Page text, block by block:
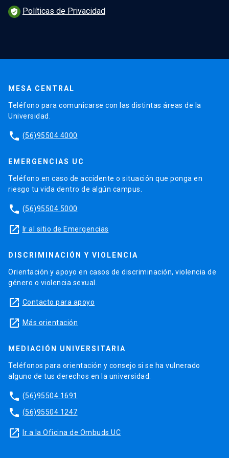
verified_user Políticas de Privacidad
MESA CENTRAL
Teléfono para comunicarse con las distintas áreas de la
Universidad.
phone (56)95504 4000
EMERGENCIAS UC
Teléfono en caso de accidente o situación que ponga en
riesgo tu vida dentro de algún campus.
phone (56)95504 5000
launch Ir al sitio de Emergencias
DISCRIMINACIÓN Y VIOLENCIA
Orientación y apoyo en casos de discriminación, violencia de
género o violencia sexual.
launch Contacto para apoyo
launch Más orientación
MEDIACIÓN UNIVERSITARIA
Teléfonos para orientación y consejo si se ha vulnerado
alguno de tus derechos en la universidad.
phone (56)95504 1691
phone (56)95504 1247
launch Ir a la Oficina de Ombuds UC